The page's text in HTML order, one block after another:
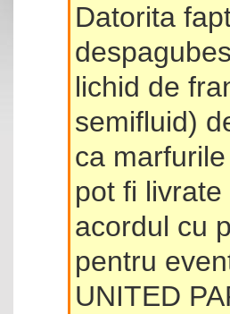
Datorita
lichid de
semifluid)
ca
pot fi
acordul cu
pentru
UNITED